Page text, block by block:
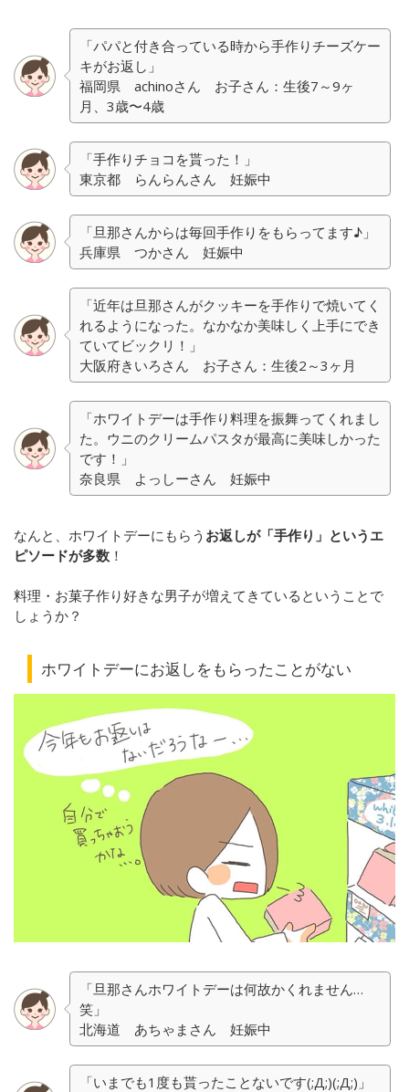
「パパと付き合っている時から手作りチーズケー
キがお返し」
福岡県 achinoさん お子さん：生後7～9ヶ
月、3歳〜4歳
「手作りチョコを貰った！」
東京都 らんらんさん 妊娠中
「旦那さんからは毎回手作りをもらってます♪」
兵庫県 つかさん 妊娠中
「近年は旦那さんがクッキーを手作りで焼いてく
れるようになった。なかなか美味しく上手にでき
ていてビックリ！」
大阪府きいろさん お子さん：生後2～3ヶ月
「ホワイトデーは手作り料理を振舞ってくれまし
た。ウニのクリームパスタが最高に美味しかった
です！」
奈良県 よっしーさん 妊娠中
なんと、ホワイトデーにもらう お返しが「手作り」というエ
ピソードが多数 ！
料理・お菓子作り好きな男子が増えてきているということで
しょうか？
ホワイトデーにお返しをもらったことがない
「旦那さんホワイトデーは何故かくれません…
笑」
北海道 あちゃまさん 妊娠中
「いまでも1度も貰ったことないです(;Д;)(;Д;)」